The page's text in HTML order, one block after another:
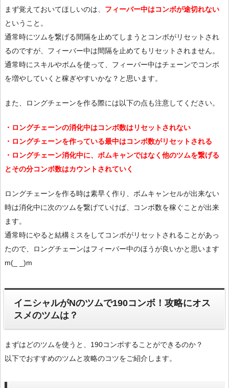
まず覚えておいてほしいのは、 フィーバー中はコンボが途切れない
ということ。
通常時にツムを繋げる間隔を止めてしまうとコンボがリセットされ
るのですが、フィーバー中は間隔を止めてもリセットされません。
通常時にスキルやボムを使って、フィーバー中はチェーンでコンボ
を増やしていくと稼ぎやすいかな？と思います。
また、ロングチェーンを作る際には以下の点も注意してください。
・ロングチェーンの消化中はコンボ数はリセットされない
・ロングチェーンを作っている最中はコンボ数がリセットされる
・ロングチェーン消化中に、ボムキャンではなく他のツムを繋げる
とその分コンボ数はカウントされていく
ロングチェーンを作る時は素早く作り、ボムキャンセルが出来ない
時は消化中に次のツムを繋げていけば、コンボ数を稼ぐことが出来
ます。
通常時にやると結構ミスをしてコンボがリセットされることがあっ
たので、ロングチェーンはフィーバー中のほうが良いかと思います
m(_ _)m
イニシャルがNのツムで190コンボ！攻略にオス
スメのツムは？
まずはどのツムを使うと、190コンボすることができるのか？
以下でおすすめのツムと攻略のコツをご紹介します。